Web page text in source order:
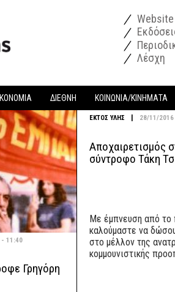
Website
Λέσχη
ΔΙΕΘΝΗ ΚΟΙΝΩΝΙΑ/ΚΙΝΗΜΑΤΑ
- 11:40
Γρηγόρη
ΕΚΤΟΣ ΥΛΗΣ 28/11/
Αποχαιρετισμός
σύντροφο Τάκη
Με έμπνευση από το
καλούμαστε να
στο μέλλον της
κομμουνιστικής